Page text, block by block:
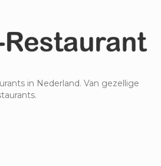
in Nederland. Van gezellige